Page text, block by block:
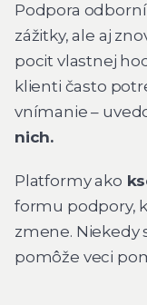
Podpora
zážitky, ale aj
pocit vlastnej
klienti často
vnímanie –
nich.
Platformy ako
formu podpory,
zmene. Niekedy
pomôže veci